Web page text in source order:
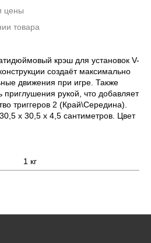
цены
товара
крэш для установок V-
создаёт максимально
движения при игре. Также
приглушения рукой, что добавляет
триггеров 2 (Край\Середина).
х 30,5 х 4,5 сантиметров. Цвет
1 кг